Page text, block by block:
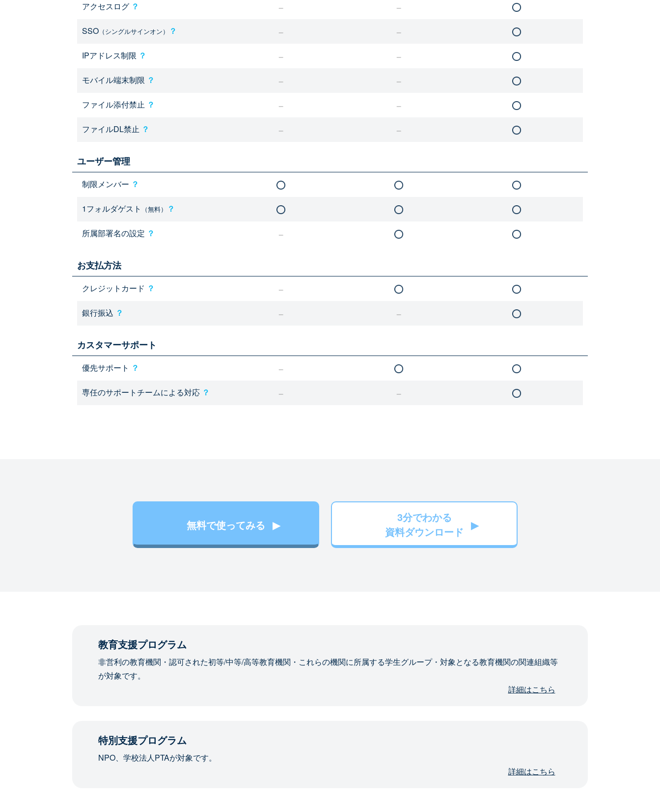
アクセスログ ？
SSO （シングルサインオン） ？
IPアドレス制限 ？
モバイル端末制限 ？
ファイル添付禁止 ？
ファイルDL禁止 ？
ユーザー管理
制限メンバー ？
1フォルダゲスト （無料） ？
所属部署名の設定 ？
お支払方法
クレジットカード ？
銀行振込 ？
カスタマーサポート
優先サポート ？
専任のサポートチームによる対応 ？
無料で使ってみる
3分でわかる
資料ダウンロード
教育支援プログラム
非営利の教育機関・認可された初等/中等/高等教育機関・これらの機関に所属する学生グループ・対象となる教育機関の関連組織等
が対象です。
詳細はこちら
特別支援プログラム
NPO、学校法人PTAが対象です。
詳細はこちら